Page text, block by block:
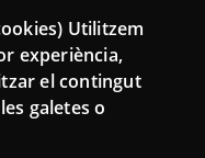
Utilitzem
experiència,
el contingut
galetes o